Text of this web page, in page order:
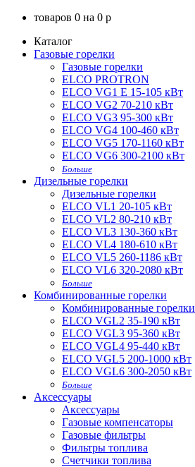
товаров 0 на 0 p
Каталог
Газовые горелки
Газовые горелки
ELCO PROTRON
ELCO VG1 E 15-105 кВт
ELCO VG2 70-210 кВт
ELCO VG3 95-300 кВт
ELCO VG4 100-460 кВт
ELCO VG5 170-1160 кВт
ELCO VG6 300-2100 кВт
Больше
Дизельные горелки
Дизельные горелки
ELCO VL1 20-105 кВт
ELCO VL2 80-210 кВт
ELCO VL3 130-360 кВт
ELCO VL4 180-610 кВт
ELCO VL5 260-1186 кВт
ELCO VL6 320-2080 кВт
Больше
Комбинированные горелки
Комбинированные горелки
ELCO VGL2 35-190 кВт
ELCO VGL3 95-360 кВт
ELCO VGL4 95-440 кВт
ELCO VGL5 200-1000 кВт
ELCO VGL6 300-2050 кВт
Больше
Аксессуары
Аксессуары
Газовые компенсаторы
Газовые фильтры
Фильтры топлива
Счетчики топлива